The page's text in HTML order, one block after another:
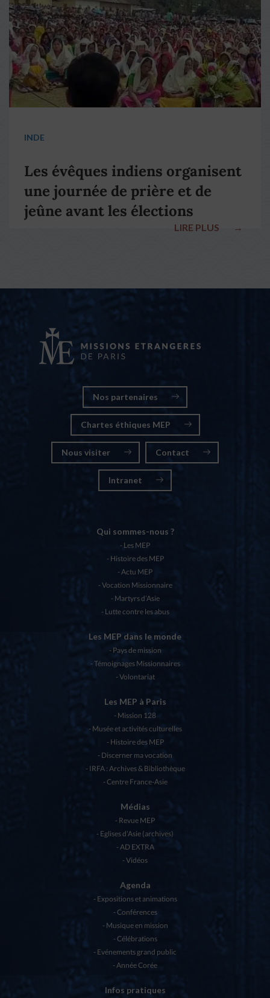
INDE
Les évêques indiens organisent
une journée de prière et de
jeûne avant les élections
LIRE PLUS →
Nos partenaires
Chartes éthiques MEP
Nous visiter Contact
Intranet
Qui sommes-nous ?
Les MEP
Histoire des MEP
Actu MEP
Vocation Missionnaire
Martyrs d’Asie
Lutte contre les abus
Les MEP dans le monde
Pays de mission
Témoignages Missionnaires
Volontariat
Les MEP à Paris
Mission 128
Musée et activités culturelles
Histoire des MEP
Discerner ma vocation
IRFA : Archives & Bibliothèque
Centre France-Asie
Médias
Revue MEP
Eglises d’Asie (archives)
AD EXTRA
Vidéos
Agenda
Expositions et animations
Conférences
Musique en mission
Célébrations
Evénements grand public
Année Corée
Infos pratiques